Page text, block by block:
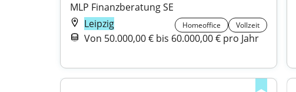
MLP Finanzberatung SE
Leipzig
Homeoffice Vollzeit
Von 50.000,00 € bis 60.000,00 € pro Jahr